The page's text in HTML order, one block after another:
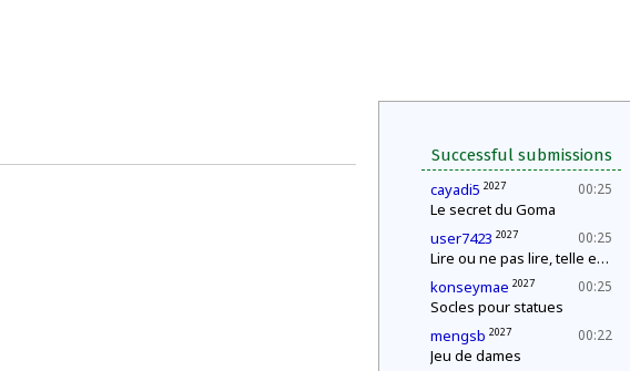
Successful submissions
00:25
cayadi5 2027
Le secret du Goma
00:25
user7423 2027
Lire ou ne pas lire, telle est la question
00:25
konseymae 2027
Socles pour statues
00:22
mengsb 2027
Jeu de dames